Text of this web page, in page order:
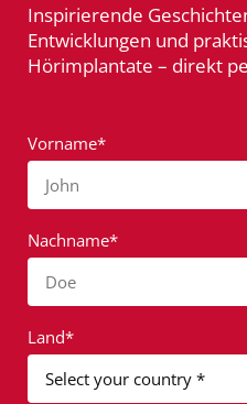
Inspirierende
Entwicklungen und
Hörimplantate – direkt
Vorname*
John
Nachname*
Doe
Land*